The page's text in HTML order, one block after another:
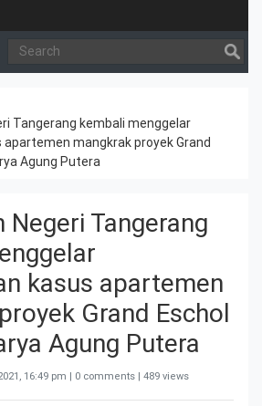
Tangerang kembali menggelar
apartemen mangkrak proyek Grand
Agung Putera
Negeri Tangerang
kasus apartemen
Grand Eschol
Agung Putera
16:49 pm | 0 comments | 489 views